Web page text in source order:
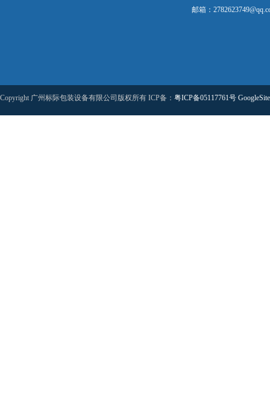
邮箱：
Copyright 广州标际包装设备有限公司版权所有 ICP备： 粤ICP备05117761号